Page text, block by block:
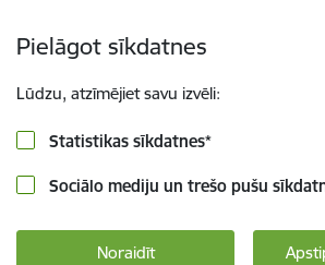
Pielāgot sīkdatnes
Lūdzu, atzīmējiet savu izvēli:
Statistikas sīkdatnes*
Sociālo mediju un trešo pušu
Noraidīt